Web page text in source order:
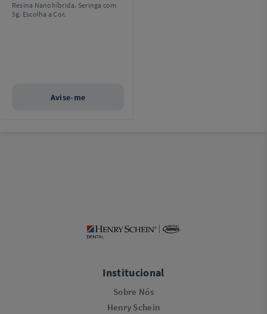
Resina Nanohíbrida. Seringa com
5g. Escolha a Cor.
Avise-me
Institucional
Sobre Nós
Henry Schein